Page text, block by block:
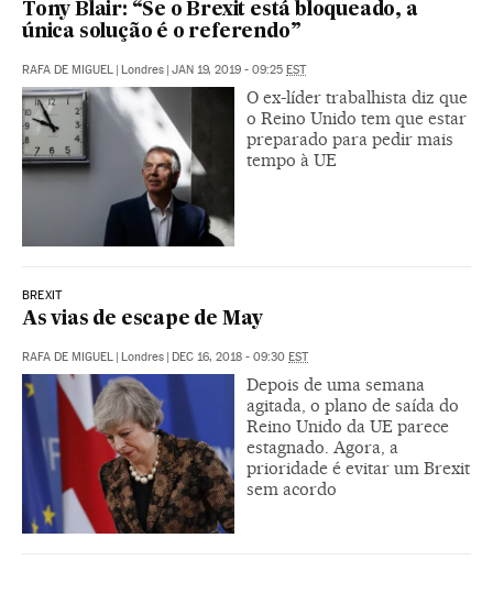
Tony Blair: “Se o Brexit está bloqueado, a
única solução é o referendo”
RAFA DE MIGUEL | Londres | JAN 19, 2019 - 09:25 EST
O ex-líder trabalhista diz que
o Reino Unido tem que estar
preparado para pedir mais
tempo à UE
BREXIT
As vias de escape de May
RAFA DE MIGUEL | Londres | DEC 16, 2018 - 09:30 EST
Depois de uma semana
agitada, o plano de saída do
Reino Unido da UE parece
estagnado. Agora, a
prioridade é evitar um Brexit
sem acordo